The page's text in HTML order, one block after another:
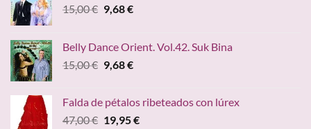
15,00€ El
era:
15,00 €.
9,68€El
es:
9,68 €.
Belly Dance Orient. Vol.42. Suk Bina
15,00€ El
era:
15,00 €.
9,68€El
es:
9,68 €.
Falda de pétalos ribeteados con lúrex
47,00€ El
19,95€El